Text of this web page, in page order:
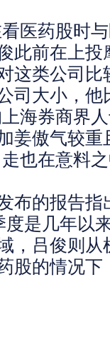
医药股时
此前在上
这类公司
司大小，
海券商界
姜傲气较重
也在意料
的报告指
是几年以
，吕俊则
股的情况